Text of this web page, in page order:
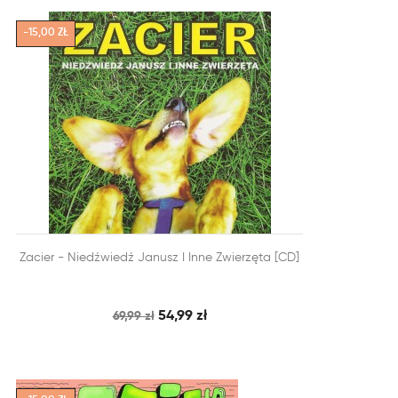
DODAJ DO KOSZYKA SZYBKI PODGLĄD
Zacier - Niedźwiedź Janusz I Inne Zwierzęta [CD]
69,99 zł 54,99 zł
-15,00 ZŁ